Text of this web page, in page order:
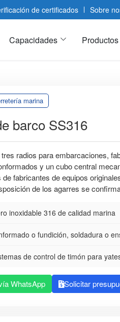
de certificados Sobre
Capacidades Productos
marina
barco SS316
radios para embarcaciones,
y un cubo central
fabricantes de equipos
de los agarres se
inoxidable 316 de calidad marina
o fundición, soldadura o
de control de timón para
WhatsApp Solicitar